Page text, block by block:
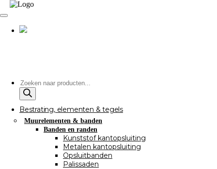
Producten
zoeken
Bestrating, elementen & tegels
Muurelementen & banden
Banden en randen
Kunststof kantopsluiting
Metalen kantopsluiting
Opsluitbanden
Palissaden